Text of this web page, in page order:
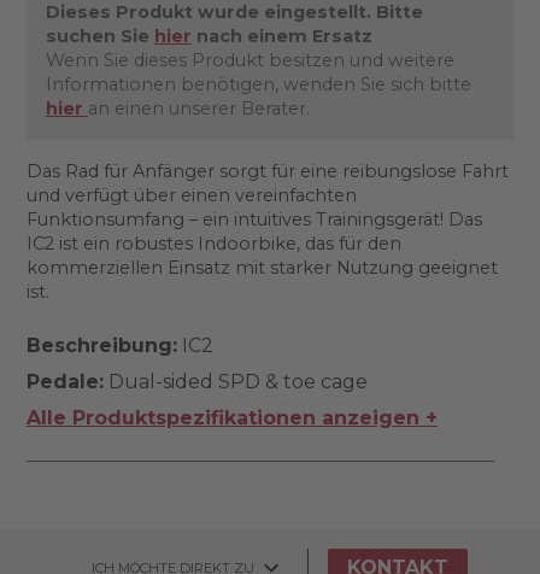
Dieses Produkt wurde eingestellt. Bitte
suchen Sie hier nach einem Ersatz
Wenn Sie dieses Produkt besitzen und weitere
Informationen benötigen, wenden Sie sich bitte
hier an einen unserer Berater.
Das Rad für Anfänger sorgt für eine reibungslose Fahrt
und verfügt über einen vereinfachten
Funktionsumfang – ein intuitives Trainingsgerät! Das
IC2 ist ein robustes Indoorbike, das für den
kommerziellen Einsatz mit starker Nutzung geeignet
ist.
Beschreibung:IC2
Pedale:Dual-sided SPD & toe cage
Alle Produktspezifikationen anzeigen +
ICH MÖCHTE DIREKT ZU KONTAKT